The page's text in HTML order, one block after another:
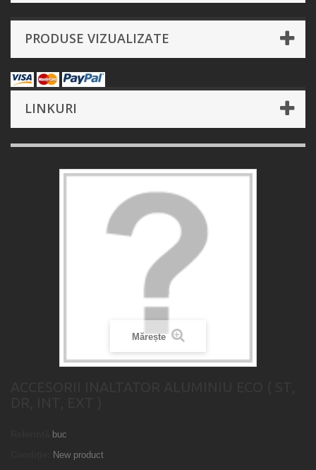
PRODUSE VIZUALIZATE
LINKURI
Mărește
buc
New product